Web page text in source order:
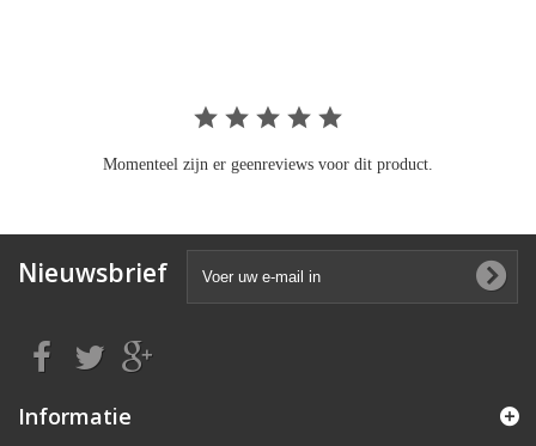
Momenteel zijn er geenreviews voor dit product.
Nieuwsbrief
Informatie